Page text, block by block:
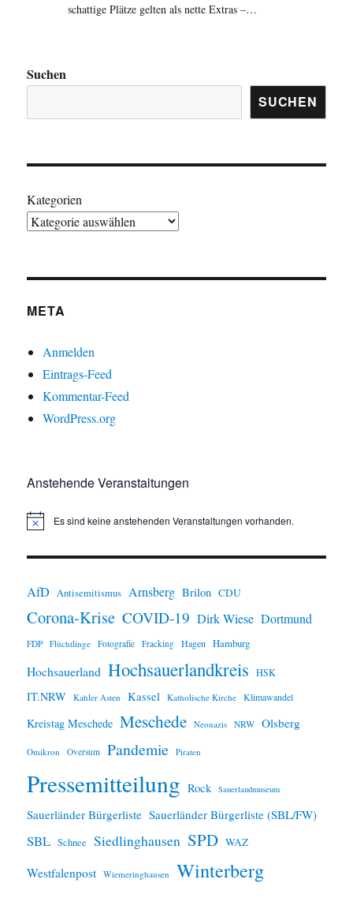
schattige Plätze gelten als nette Extras –…
Suchen
SUCHEN
Kategorien
META
Anmelden
Eintrags-Feed
Kommentar-Feed
WordPress.org
Anstehende Veranstaltungen
H
w
s
Es sind keine anstehenden Veranstaltungen vorhanden.
AfD Antisemitismus Arnsberg Brilon CDU
Corona-Krise COVID-19 Dirk Wiese Dortmund
FDP Flüchtlinge Fotografie Fracking Hagen Hamburg
Hochsauerland Hochsauerlandkreis HSK
IT.NRW Kahler Asten Kassel Katholische Kirche Klimawandel
Kreistag Meschede Meschede Neonazis NRW Olsberg
Omikron Oversum Pandemie Piraten
Pressemitteilung Rock Sauerlandmuseum
Sauerländer Bürgerliste Sauerländer Bürgerliste (SBL/FW)
SBL Schnee Siedlinghausen SPD WAZ
Westfalenpost Wiemeringhausen Winterberg